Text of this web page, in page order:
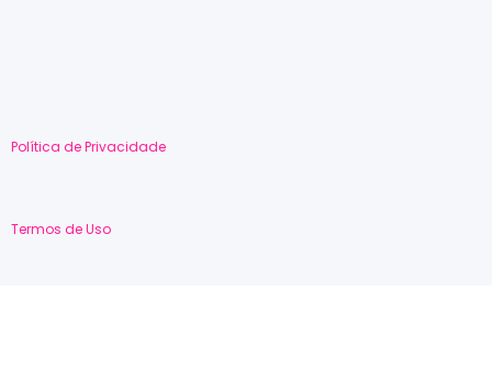
Política de Privacidade
Termos de Uso